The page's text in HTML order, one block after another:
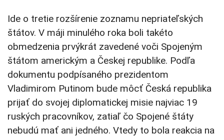
Ide o tretie rozšírenie zoznamu nepriateľských
štátov. V máji minulého roka boli takéto
obmedzenia prvýkrát zavedené voči Spojeným
štátom americkým a Českej republike. Podľa
dokumentu podpísaného prezidentom
Vladimirom Putinom bude môcť Česká republika
prijať do svojej diplomatickej misie najviac 19
ruských pracovníkov, zatiaľ čo Spojené štáty
nebudú mať ani jedného. Vtedy to bola reakcia na